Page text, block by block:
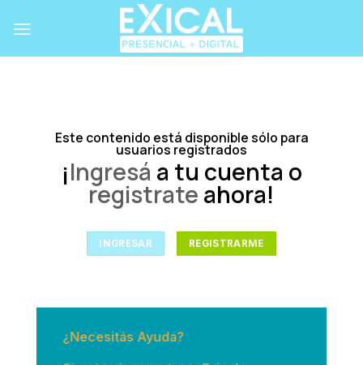
Este contenido está disponible sólo para
usuarios registrados
¡Ingresá a tu cuenta o
registrate ahora!
INGRESAR REGISTRARME
¿Necesitás Ayuda?